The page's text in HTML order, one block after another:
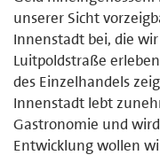
unserer Sicht
Innenstadt bei, die
Luitpoldstraße
des Einzelhandels
Innenstadt lebt
Gastronomie und
Entwicklung wollen